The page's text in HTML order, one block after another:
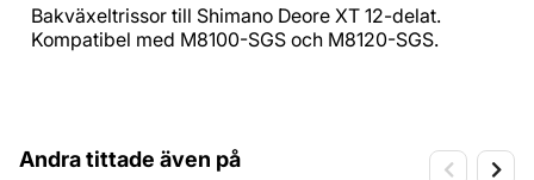
Bakväxeltrissor till Shimano Deore XT 12-delat.
Kompatibel med M8100-SGS och M8120-SGS.
Andra tittade även på